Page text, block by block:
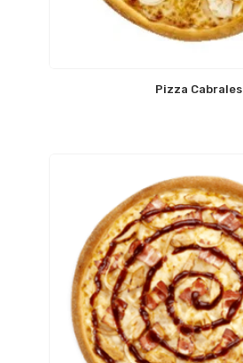
Pizza Cabrales